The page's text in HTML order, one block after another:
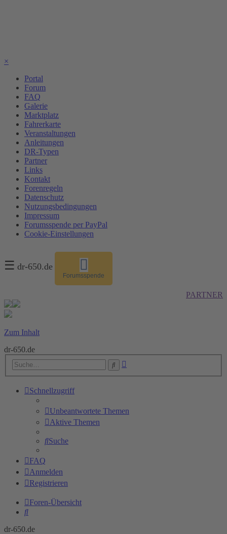
×
Portal
Forum
FAQ
Galerie
Marktplatz
Fahrerkarte
Veranstaltungen
Anleitungen
DR-Typen
Partner
Links
Kontakt
Forenregeln
Datenschutz
Nutzungsbedingungen
Impressum
Forumsspende per PayPal
Cookie-Einstellungen
☰ dr-650.de
Forumsspende
PARTNER
Zum Inhalt
dr-650.de
Suche
Schnellzugriff
Unbeantwortete Themen
Aktive Themen
Suche
FAQ
Anmelden
Registrieren
Foren-Übersicht
Suche
dr-650.de